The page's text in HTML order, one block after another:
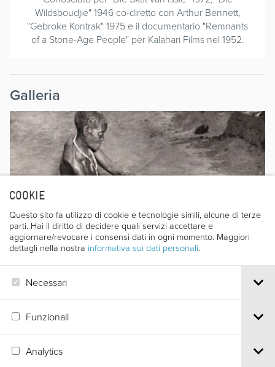
COOKIE
Questo sito fa utilizzo di cookie e tecnologie simili, alcune di terze
parti. Hai il diritto di decidere quali servizi accettare e
aggiornare/revocare i consensi dati in ogni momento. Maggiori
dettagli nella nostra informativa sui dati personali.
Necessari
Funzionali
Analytics
Wildsboudjie" 1946 co-diretto con Arthur Bennett,
"Gebroke Kontrak" 1975 e il documentario "Remnants
of a Stone-Age People" per Kalahari Films nel 1952.
Galleria